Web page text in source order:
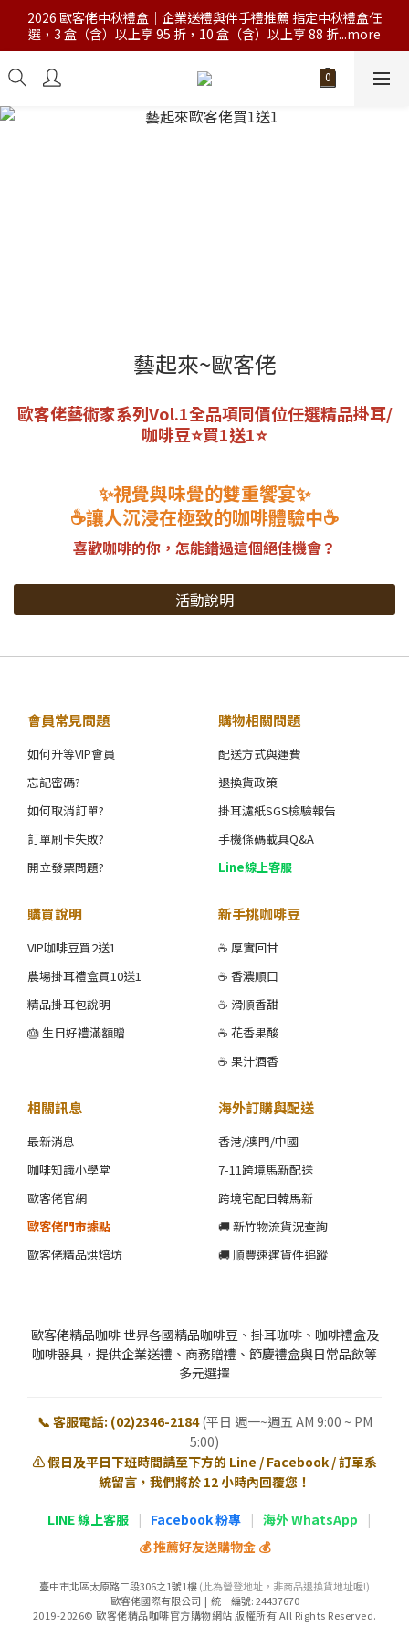
2026 歐客佬中秋禮盒｜企業送禮與伴手禮推薦 指定中秋禮盒任
選，3 盒（含）以上享 95 折，10 盒（含）以上享 88 折...more
藝起來~歐客佬
歐客佬藝術家系列Vol.1全品項同價位任選精品掛耳/
咖啡豆⭐買1送1⭐
✨視覺與味覺的雙重饗宴✨
☕讓人沉浸在極致的咖啡體驗中☕
喜歡咖啡的你，怎能錯過這個絕佳機會？
活動說明
會員常見問題
如何升等VIP會員
忘記密碼?
如何取消訂單?
訂單刷卡失敗?
開立發票問題?
購物相關問題
配送方式與運費
退換貨政策
掛耳濾紙SGS檢驗報告
手機條碼載具Q&A
Line線上客服
購買說明
VIP咖啡豆買2送1
農場掛耳禮盒買10送1
精品掛耳包說明
🎂 生日好禮滿額贈
新手挑咖啡豆
☕ 厚實回甘
☕ 香濃順口
☕ 滑順香甜
☕ 花香果酸
☕ 果汁酒香
相關訊息
最新消息
咖啡知識小學堂
歐客佬官網
歐客佬門市據點
歐客佬精品烘焙坊
海外訂購與配送
香港/澳門/中國
7-11跨境馬新配送
跨境宅配日韓馬新
🚚 新竹物流貨況查詢
🚚 順豐速運貨件追蹤
歐客佬精品咖啡 世界各國精品咖啡豆、掛耳咖啡、咖啡禮盒及
咖啡器具，提供企業送禮、商務贈禮、節慶禮盒與日常品飲等
多元選擇
📞 客服電話: (02)2346-2184 (平日 週一~週五 AM 9:00 ~ PM
5:00)
⚠️ 假日及平日下班時間請至下方的 Line / Facebook / 訂單系
統留言，我們將於 12 小時內回覆您！
LINE 線上客服 | Facebook 粉專 | 海外 WhatsApp
|
💰 推薦好友送購物金 💰
臺中市北區太原路二段306之1號1樓(此為營登地址，非商品退換貨地址喔!)
歐客佬國際有限公司 | 統一編號: 24437670
2019-2026© 歐客佬精品咖啡官方購物網站 版權所有 All Rights Reserved.